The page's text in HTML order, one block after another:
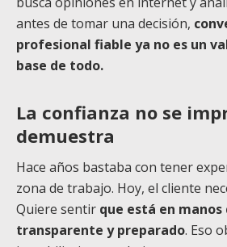
antes de tomar una decisión,
profesional fiable ya no es un
base de todo.
La confianza no se
demuestra
Hace años bastaba con tener
zona de trabajo. Hoy, el cliente
Quiere sentir que está en
transparente y preparado. Eso